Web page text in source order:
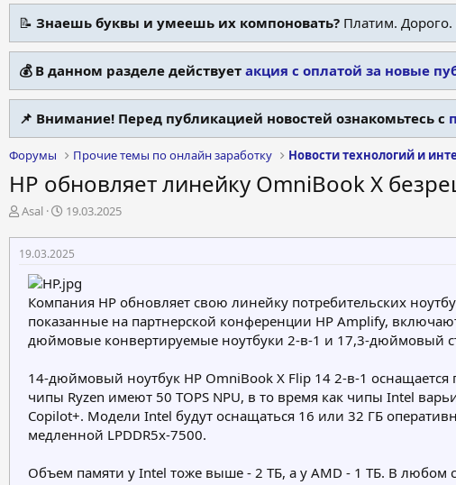
📝 Знаешь буквы и умеешь их компоновать? Платим. Дорого.
💰 В данном разделе действует акция с оплатой за новые
📌 Внимание! Перед публикацией новостей ознакомьтесь с
Форумы Прочие темы по онлайн заработку Новости технологий и
HP обновляет линейку OmniBook X
А
т
о
м
ы
Asal
Д
т
а
а
ч
а
л
19.03.2025
19.03.2025
Компания HP обновляет свою линейку потребительских
показанные на партнерской конференции HP Amplify,
дюймовые конвертируемые ноутбуки 2-в-1 и 17,3-дюймовый
14-дюймовый ноутбук HP OmniBook X Flip 14 2-в-1 оснащается
чипы Ryzen имеют 50 TOPS NPU, в то время как чипы Intel
Copilot+. Модели Intel будут оснащаться 16 или 32 ГБ
медленной LPDDR5x-7500.
Объем памяти у Intel тоже выше - 2 ТБ, а у AMD - 1 ТБ. В